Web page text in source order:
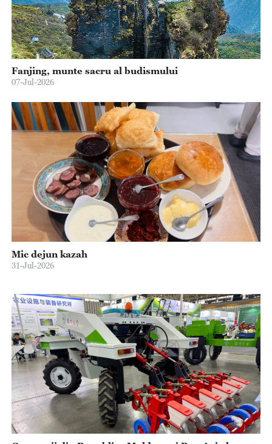
Fanjing, munte sacru al budismului
07-Jul-2026
Mic dejun kazah
31-Jul-2026